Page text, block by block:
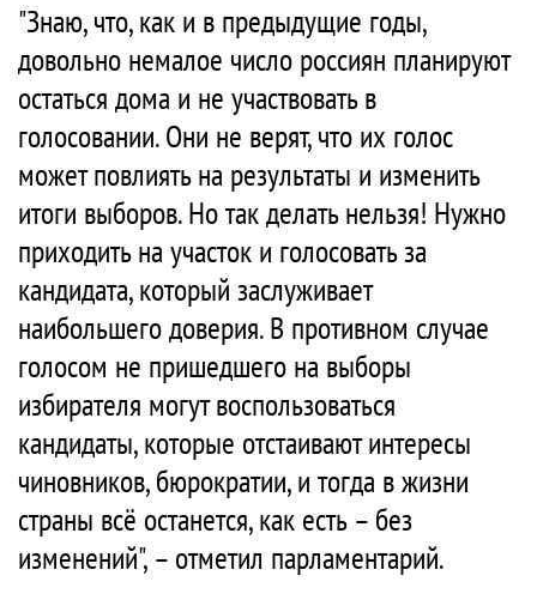
"Знаю, что, как и в предыдущие годы,
довольно немалое число россиян планируют
остаться дома и не участвовать в
голосовании. Они не верят, что их голос
может повлиять на результаты и изменить
итоги выборов. Но так делать нельзя! Нужно
приходить на участок и голосовать за
кандидата, который заслуживает
наибольшего доверия. В противном случае
голосом не пришедшего на выборы
избирателя могут воспользоваться
кандидаты, которые отстаивают интересы
чиновников, бюрократии, и тогда в жизни
страны всё останется, как есть – без
изменений", – отметил парламентарий.